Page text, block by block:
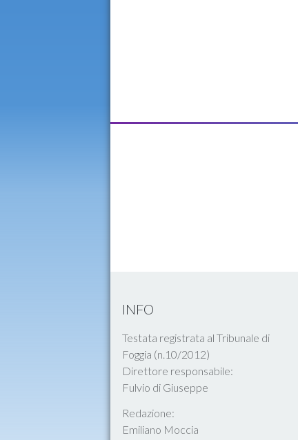
INFO
Testata registrata al Tribunale di
Foggia (n.10/2012)
Direttore responsabile:
Fulvio di Giuseppe
Redazione:
Emiliano Moccia